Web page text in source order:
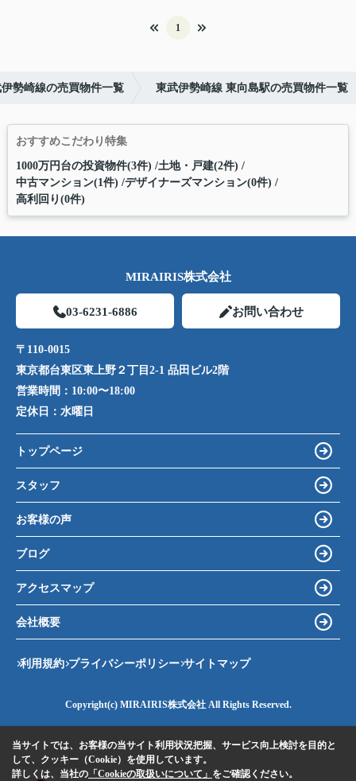
1
勢崎線の売買物件一覧 東武伊勢崎線 東向島駅の売買物件一覧
おすすめこだわり特集
1000万円台の投資物件(3件) 土地・戸建(2件)
中古マンション(1件) デザイナーズマンション(0件)
高利回り(0件)
MIRAIRIS株式会社
03-6231-6886 お問い合わせ
〒110-0015
東京都台東区東上野２丁目2-1 品田ビル2階
営業時間： 10:00〜18:00
定休日： 水曜日
トップページ
スタッフ
お客様の声
ブログ
アクセスマップ
会社概要
利用規約 プライバシーポリシー サイトマップ
Copyright(c) MIRAIRIS株式会社 All Rights Reserved.
当サイトでは、お客様の当サイト利用状況把握、サービス向上検討を目的と
して、クッキー（Cookie）を使用しています。
詳しくは、当社の 「Cookieの取扱いについて」 をご確認ください。